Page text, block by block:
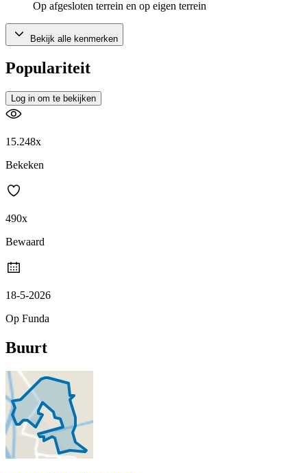
Op afgesloten terrein en op eigen terrein
Bekijk alle kenmerken
Populariteit
Log in om te bekijken
15.248x
Bekeken
490x
Bewaard
18-5-2026
Op Funda
Buurt